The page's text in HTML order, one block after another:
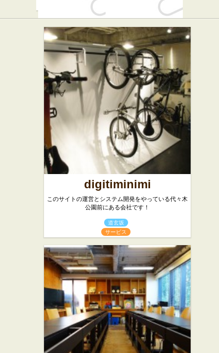
Roast One
西洋料理
Lil' Rire
カフェ・喫茶店
digitiminimi
このサイトの運営とシステム開発をやっている代々木
公園前にある会社です！
道玄坂
サービス